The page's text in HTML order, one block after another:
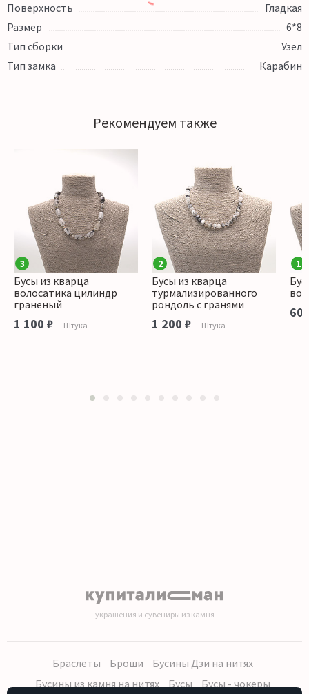
Поверхность
Гладкая
Размер
6*8
Тип сборки
Узел
Тип замка
Карабин
Рекомендуем также
3
Бусы из кварца
волосатика цилиндр
граненый
1 100 ₽ Штука
2
Бусы из кварца
турмализированного
рондоль с гранями
1 200 ₽ Штука
1
украшения и сувениры из камня
Браслеты Броши
Бусины Дзи на нитях
Бусины из камня на нитях
Бусы Бусы - чокеры